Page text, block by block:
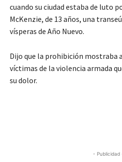
cuando su ciudad estaba de luto
McKenzie, de 13 años, una
vísperas de Año Nuevo.
Dijo que la prohibición mostraba
víctimas de la violencia armada
su dolor.
- Publicidad